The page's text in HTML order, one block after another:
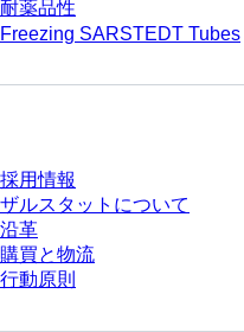
耐薬品性
Freezing SARSTEDT Tubes
採用情報
ザルスタットについて
沿革
購買と物流
行動原則